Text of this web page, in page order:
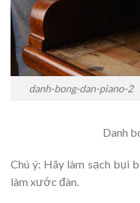
danh-bong-dan-piano-2
Danh
Chú ý: Hãy làm sạch bụi
làm xước đàn.